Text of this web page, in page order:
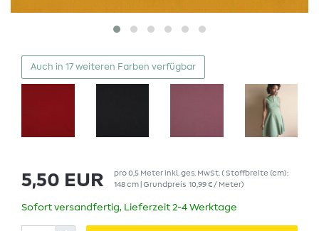
Auch in 17 weiteren Farben verfügbar
5,50 EUR pro0,5 Meterinkl. ges. MwSt. ( Stoffbreite (cm):
148 cm | Grundpreis 10,99 € / Meter)
Sofort versandfertig, Lieferzeit 2-4 Werktage